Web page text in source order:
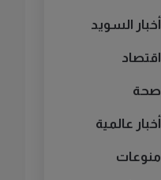
أخبار السويد
اقتصاد
صحة
أخبار عالمية
منوعات